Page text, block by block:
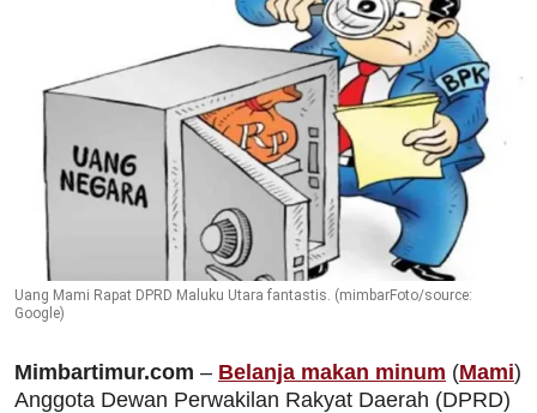
Uang Mami Rapat DPRD Maluku Utara fantastis. (mimbarFoto/source:
Google)
Mimbartimur.com – Belanja makan minum (Mami)
Anggota Dewan Perwakilan Rakyat Daerah (DPRD)